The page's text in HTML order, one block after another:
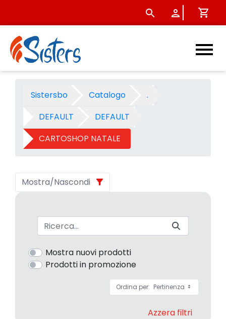
CARTOSHOP NATALE
Sistersbo Catalogo
.
DEFAULT
DEFAULT
CARTOSHOP NATALE
Mostra/Nascondi
Barra di ricerca
Mostra nuovi prodotti
Prodotti in promozione
Ordina per: Pertinenza
Azzera filtri